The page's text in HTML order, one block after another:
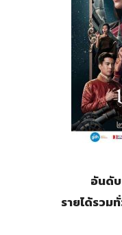
อันดั
รายได้รวม